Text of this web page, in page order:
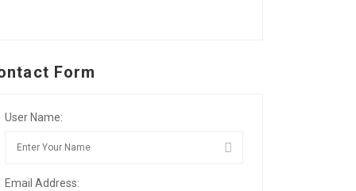
Form
User Name:
Email Address: